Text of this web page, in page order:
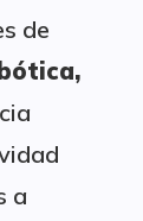
de
a